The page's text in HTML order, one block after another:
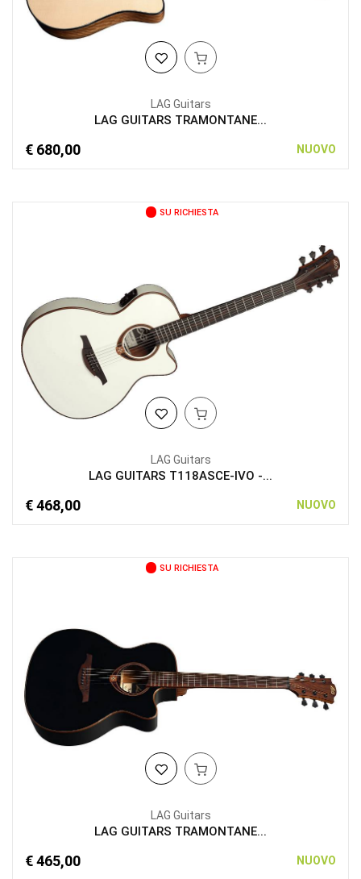
LAG Guitars
LAG GUITARS TRAMONTANE...
€ 680,00 NUOVO
SU RICHIESTA
LAG Guitars
LAG GUITARS T118ASCE-IVO -...
€ 468,00 NUOVO
SU RICHIESTA
LAG Guitars
LAG GUITARS TRAMONTANE...
€ 465,00 NUOVO